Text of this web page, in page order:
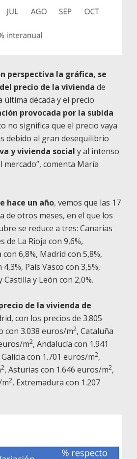
perspectiva la gráfica, se
precio de la vivienda de
década y el precio
provocada por la subida
no significa que el precio vaya
debido al gran desequilibrio
y vivienda social y al intenso
comenta María
hace un año, vemos que las 17
de otros meses, en el que los
se reduce a tres: Canarias
de La Rioja con 9,6%,
6,8%, Madrid con 5,8%,
País Vasco con 3,5%,
Castilla y León con 2,0%.
de la vivienda de
con los precios de 3.805
con 3.038 euros/m2, Cataluña
m2, Andalucía con 1.941
Galicia con 1.701 euros/m2,
2, Asturias con 1.646 euros/m2,
2, Extremadura con 1.207